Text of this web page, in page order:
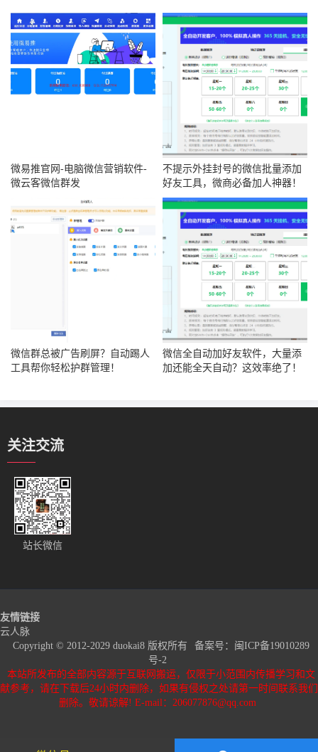
微易推官网-电脑微信营销软件-
微云客微信群发
不提示外挂封号的微信批量添加
好友工具，微商必备加人神器！
微信群总被广告刷屏？自动踢人
工具帮你轻松护群管理！
微信全自动加好友软件，大量添
加还能全天自动？这效率绝了！
关注交流
站长微信
友情链接
云人脉
Copyright © 2012-2029 duokai8 版权所有
备案号： 闽ICP备19010289
号-2
本站所发布的全部内容源于互联网搬运，仅限于小范围内传播学习和文
献参考，请在下载后24小时内删除，如果有侵权之处请第一时间联系我们
删除。敬请谅解! E-mail：206077876@qq.com